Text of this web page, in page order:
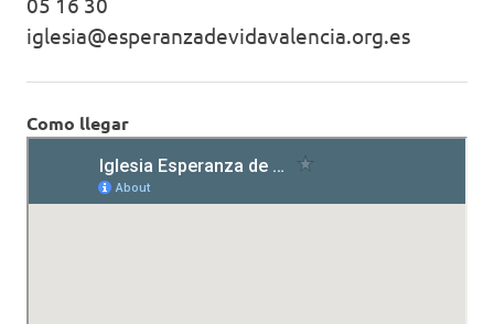
iglesia@esperanzadevidavalencia.org.es
Como llegar